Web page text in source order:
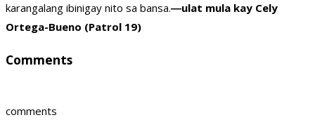
karangalang ibinigay nito sa bansa.―ulat mula kay Cely
Ortega-Bueno (Patrol 19)
Comments
comments